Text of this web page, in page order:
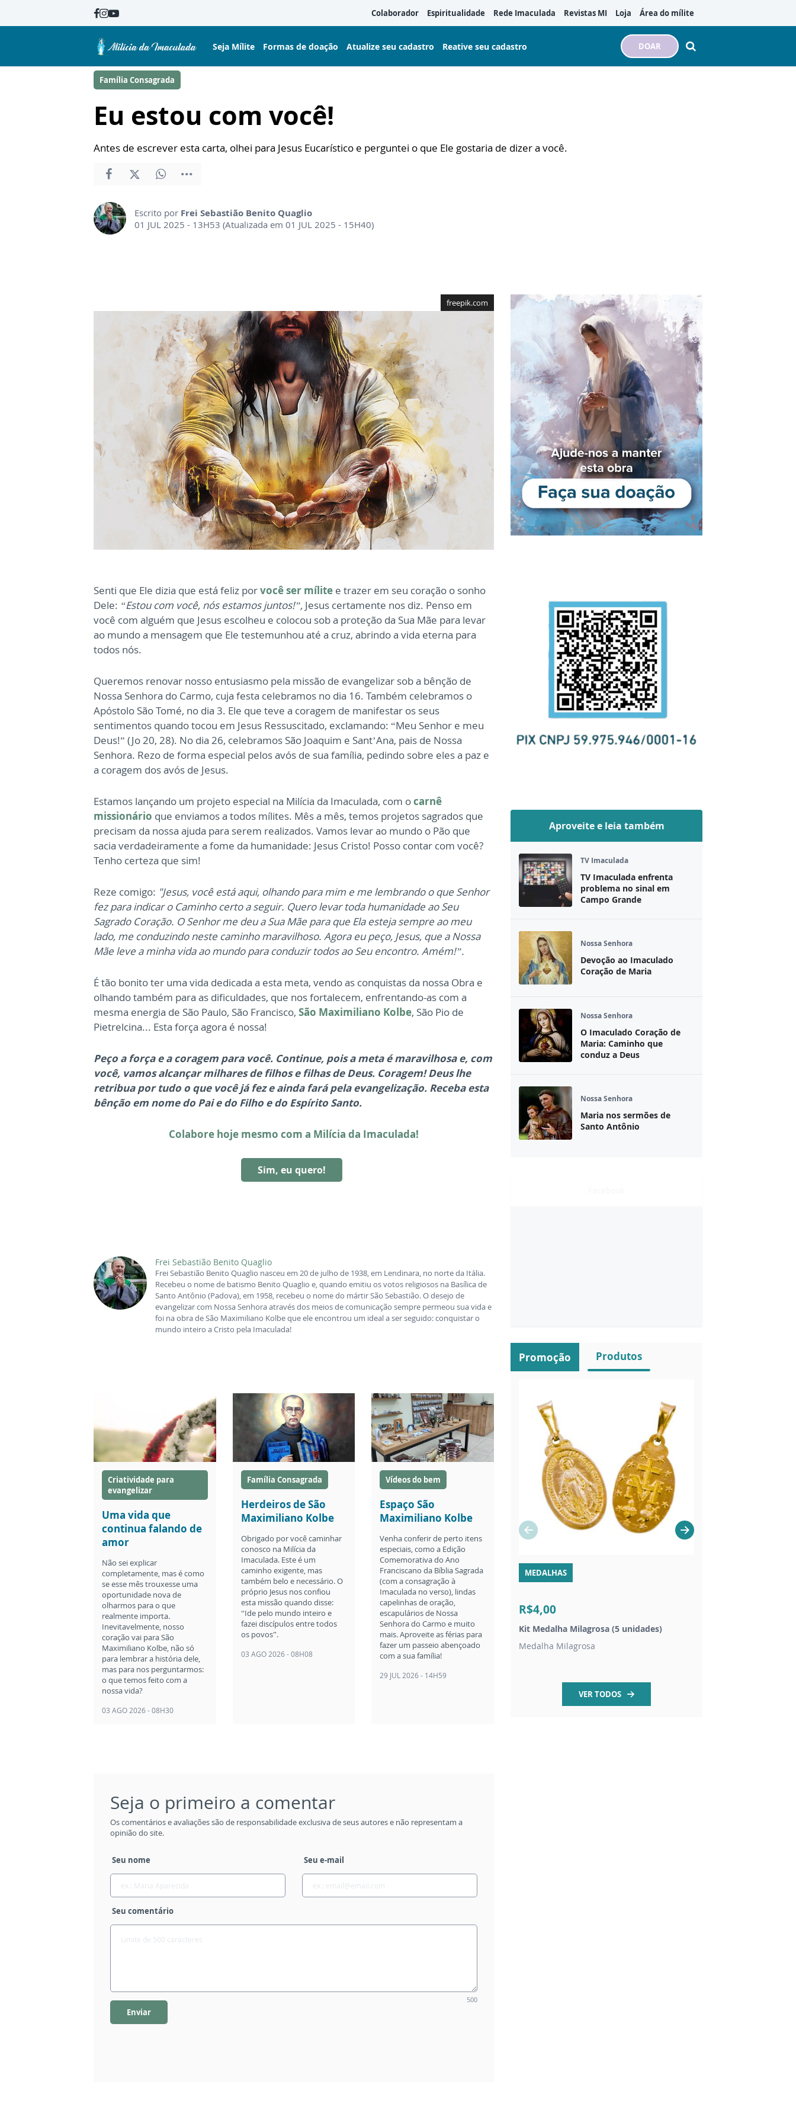
Colaborador Espiritualidade Rede Imaculada Revistas MI Loja Área do mílite
Seja Mílite Formas de doação Atualize seu cadastro Reative seu cadastro DOAR
Família Consagrada
Eu estou com você!
Antes de escrever esta carta, olhei para Jesus Eucarístico e perguntei o que Ele gostaria de dizer a você.
Escrito por Frei Sebastião Benito Quaglio
01 JUL 2025 - 13H53 (Atualizada em 01 JUL 2025 - 15H40)
freepik.com
Senti que Ele dizia que está feliz porvocê ser mílite e trazer em seu coração o sonho
Dele: “Estou com você, nós estamos juntos!”, Jesus certamente nos diz. Penso em
você com alguém que Jesus escolheu e colocou sob a proteção da Sua Mãe para levar
ao mundo a mensagem que Ele testemunhou até a cruz, abrindo a vida eterna para
todos nós.
Queremos renovar nosso entusiasmo pela missão de evangelizar sob a bênção de
Nossa Senhora do Carmo, cuja festa celebramos no dia 16. Também celebramos o
Apóstolo São Tomé, no dia 3. Ele que teve a coragem de manifestar os seus
sentimentos quando tocou em Jesus Ressuscitado, exclamando: “Meu Senhor e meu
Deus!” (Jo 20, 28). No dia 26, celebramos São Joaquim e Sant’Ana, pais de Nossa
Senhora. Rezo de forma especial pelos avós de sua família, pedindo sobre eles a paz e
a coragem dos avós de Jesus.
Estamos lançando um projeto especial na Milícia da Imaculada, com ocarnê
missionário que enviamos a todos mílites. Mês a mês, temos projetos sagrados que
precisam da nossa ajuda para serem realizados. Vamos levar ao mundo o Pão que
sacia verdadeiramente a fome da humanidade: Jesus Cristo! Posso contar com você?
Tenho certeza que sim!
Reze comigo: "Jesus, você está aqui, olhando para mim e me lembrando o que Senhor
fez para indicar o Caminho certo a seguir. Quero levar toda humanidade ao Seu
Sagrado Coração. O Senhor me deu a Sua Mãe para que Ela esteja sempre ao meu
lado, me conduzindo neste caminho maravilhoso. Agora eu peço, Jesus, que a Nossa
Mãe leve a minha vida ao mundo para conduzir todos ao Seu encontro. Amém!”.
É tão bonito ter uma vida dedicada a esta meta, vendo as conquistas da nossa Obra e
olhando também para as dificuldades, que nos fortalecem, enfrentando-as com a
mesma energia de São Paulo, São Francisco, São Maximiliano Kolbe, São Pio de
Pietrelcina... Esta força agora é nossa!
Peço a força e a coragem para você. Continue, pois a meta é maravilhosa e, com
você, vamos alcançar milhares de filhos e filhas de Deus. Coragem! Deus lhe
retribua por tudo o que você já fez e ainda fará pela evangelização. Receba esta
bênção em nome do Pai e do Filho e do Espírito Santo.
Colabore hoje mesmo com a Milícia da Imaculada!
Sim, eu quero!
Frei Sebastião Benito Quaglio
Frei Sebastião Benito Quaglio nasceu em 20 de julho de 1938, em Lendinara, no norte da Itália.
Recebeu o nome de batismo Benito Quaglio e, quando emitiu os votos religiosos na Basílica de
Santo Antônio (Padova), em 1958, recebeu o nome do mártir São Sebastião. O desejo de
evangelizar com Nossa Senhora através dos meios de comunicação sempre permeou sua vida e
foi na obra de São Maximiliano Kolbe que ele encontrou um ideal a ser seguido: conquistar o
mundo inteiro a Cristo pela Imaculada!
Criatividade para
evangelizar
Uma vida que
continua falando de
amor
Não sei explicar
completamente, mas é como
se esse mês trouxesse uma
oportunidade nova de
olharmos para o que
realmente importa.
Inevitavelmente, nosso
coração vai para São
Maximiliano Kolbe, não só
para lembrar a história dele,
mas para nos perguntarmos:
o que temos feito com a
nossa vida?
03 AGO 2026 - 08H30
Família Consagrada
Herdeiros de São
Maximiliano Kolbe
Obrigado por você caminhar
conosco na Milícia da
Imaculada. Este é um
caminho exigente, mas
também belo e necessário. O
próprio Jesus nos confiou
esta missão quando disse:
“Ide pelo mundo inteiro e
fazei discípulos entre todos
os povos”.
03 AGO 2026 - 08H08
Vídeos do bem
Espaço São
Maximiliano Kolbe
Venha conferir de perto itens
especiais, como a Edição
Comemorativa do Ano
Franciscano da Bíblia Sagrada
(com a consagração à
Imaculada no verso), lindas
capelinhas de oração,
escapulários de Nossa
Senhora do Carmo e muito
mais. Aproveite as férias para
fazer um passeio abençoado
com a sua família!
29 JUL 2026 - 14H59
Seja o primeiro a comentar
Os comentários e avaliações são de responsabilidade exclusiva de seus autores e não representam a
opinião do site.
Seu nome Seu e-mail
Seu comentário
500
Enviar
Promoção Produtos
MEDALHAS
R$4,00
Kit Medalha Milagrosa (5 unidades)
Medalha Milagrosa
VER TODOS
Aproveite e leia também
TV Imaculada
TV Imaculada enfrenta
problema no sinal em
Campo Grande
Nossa Senhora
Devoção ao Imaculado
Coração de Maria
Nossa Senhora
O Imaculado Coração de
Maria: Caminho que
conduz a Deus
Nossa Senhora
Maria nos sermões de
Santo Antônio